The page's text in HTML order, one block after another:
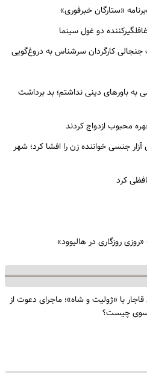
«ستارگان خبرفوری»
دو غول سینما
جنجالی کارگردان سرشناس به دروغ‌گویی
باورهای دینی نداشتم؛ بد برداشت
محبوب ازدواج کردند
جنسی خواننده زن را افشا کرد؛ شهر
کرد
روزگاری در هالیوود»
با «ژولیت و شاه»؛ ماجرای دعوت از
چیست؟